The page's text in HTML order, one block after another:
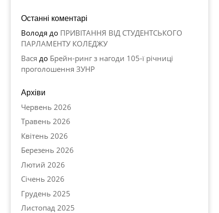
Останні коментарі
Володя до ПРИВІТАННЯ ВІД СТУДЕНТСЬКОГО
ПАРЛАМЕНТУ КОЛЕДЖУ
Вася до Брейн-ринг з нагоди 105-ї річниці
проголошення ЗУНР
Архіви
Червень 2026
Травень 2026
Квітень 2026
Березень 2026
Лютий 2026
Січень 2026
Грудень 2025
Листопад 2025